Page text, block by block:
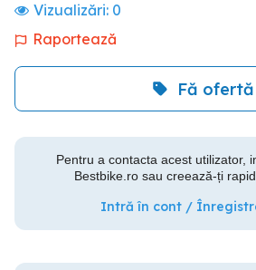
Vizualizări: 0
Raportează
Fă ofertă
Pentru a contacta acest utilizator,
Bestbike.ro sau creează-ți
Intră în cont /